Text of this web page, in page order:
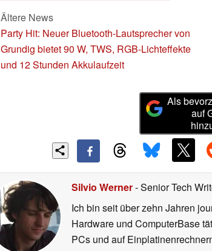
Ältere News
Party Hit: Neuer Bluetooth-Lautsprecher von
Grundig bietet 90 W, TWS, RGB-Lichteffekte
und 12 Stunden Akkulaufzeit
Als
auf
Silvio Werner- Senior Tech
Ich bin seit über zehn Jahren
Hardware und ComputerBase
PCs und auf